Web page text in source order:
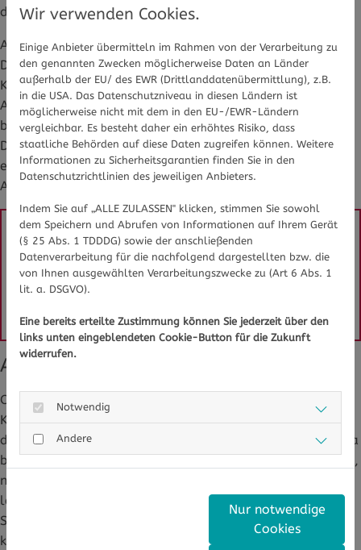
der Haut, Juckreiz oder Atemnot.
Außerdem können Infektionskrankheiten wie Pfeiffersches
Drüsenfieber, Windpocken, Masern oder Hepatitis die
Kälteurtikaria begünstigen. Ausgelöst werden kann das
Auftreten einer Kälteurtikaria auch die Einnahme
bestimmter Medikamente wie Aspirin, Ibuprofen,
Diclofenac, Indometacin, ACE-Hemmer, orale
eingenommene Empfängnisverhütungsmittel oder
Antibiotika.
Sie haben Fragen zu Kälteallergie oder Allergie im
Allgemeinen? Gesundheits-Experten und -Expertinnen
aus Ihrer Region beraten Sie gerne.
Auslöser der Symptome meiden
Oft ist es angeraten, zunächst die auslösenden
Krankheiten zu therapieren. Oft verschwindet dann auch
die Urtikaria bei Kälte wieder. Wer akut unter der Urtikaria
bei Kälte leidet, sollte die Auslöser meiden. Wichtig ist es,
nicht in kaltem Wasser schwimmen, da das
lebensgefährlich sein kann. Es gilt auch, keine kalten
Speisen oder Getränke zu sich nehmen. Im Winter, bei
kalten Temperaturen, sollte die Haut möglichst mit
Wir verwenden Cookies.
Einige Anbieter übermitteln im Rahmen von der Verarbeitung zu
den genannten Zwecken möglicherweise Daten an Länder
außerhalb der EU/ des EWR (Drittlanddatenübermittlung), z.B.
in die USA. Das Datenschutzniveau in diesen Ländern ist
möglicherweise nicht mit dem in den EU-/EWR-Ländern
vergleichbar. Es besteht daher ein erhöhtes Risiko, dass
staatliche Behörden auf diese Daten zugreifen können. Weitere
Informationen zu Sicherheitsgarantien finden Sie in den
Datenschutzrichtlinien des jeweiligen Anbieters.
Indem Sie auf „ALLE ZULASSEN" klicken, stimmen Sie sowohl
dem Speichern und Abrufen von Informationen auf Ihrem Gerät
(§ 25 Abs. 1 TDDDG) sowie der anschließenden
Datenverarbeitung für die nachfolgend dargestellten bzw. die
von Ihnen ausgewählten Verarbeitungszwecke zu (Art 6 Abs. 1
lit. a. DSGVO).
Eine bereits erteilte Zustimmung können Sie jederzeit über den
links unten eingeblendeten Cookie-Button für die Zukunft
widerrufen.
Notwendig
Andere
Nur notwendige
Cookies